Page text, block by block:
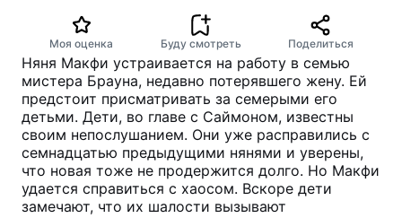
Моя оценка Буду смотреть Поделиться
Няня Макфи устраивается на работу в семью
мистера Брауна, недавно потерявшего жену. Ей
предстоит присматривать за семерыми его
детьми. Дети, во главе с Саймоном, известны
своим непослушанием. Они уже расправились с
семнадцатью предыдущими нянями и уверены,
что новая тоже не продержится долго. Но Макфи
удается справиться с хаосом. Вскоре дети
замечают, что их шалости вызывают